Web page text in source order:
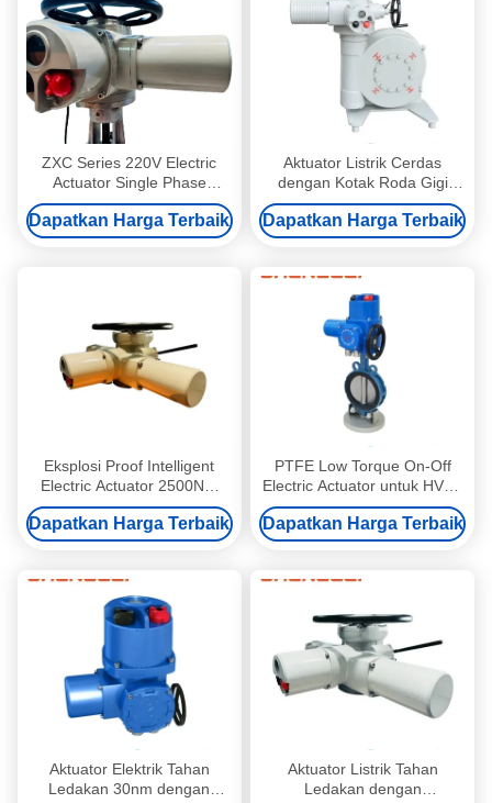
ZXC Series 220V Electric
Actuator Single Phase
Industrial Electric Actuators
Dapatkan Harga Terbaik
Aktuator Listrik Cerdas
dengan Kotak Roda Gigi
Cacing untuk Peredam Katup
HVAC dan Override Manual
Dapatkan Harga Terbaik
Eksplosi Proof Intelligent
Electric Actuator 2500NM
Multi Turn Electric Actuator
Dapatkan Harga Terbaik
PTFE Low Torque On-Off
Electric Actuator untuk HVAC
dengan koneksi flange
Dapatkan Harga Terbaik
Aktuator Elektrik Tahan
Ledakan 30nm dengan
Aktuator Listrik Tahan
Ledakan dengan